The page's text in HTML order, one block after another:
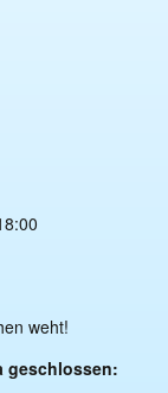
weht!
geschlossen: